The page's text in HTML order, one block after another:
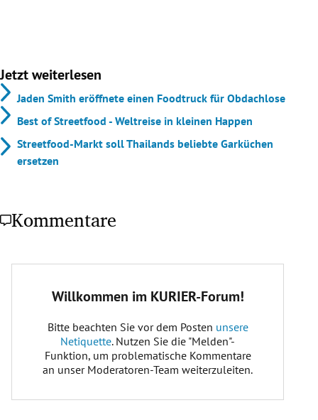
Jetzt weiterlesen
Jaden Smith eröffnete einen Foodtruck für Obdachlose
Best of Streetfood - Weltreise in kleinen Happen
Streetfood-Markt soll Thailands beliebte Garküchen
ersetzen
Kommentare